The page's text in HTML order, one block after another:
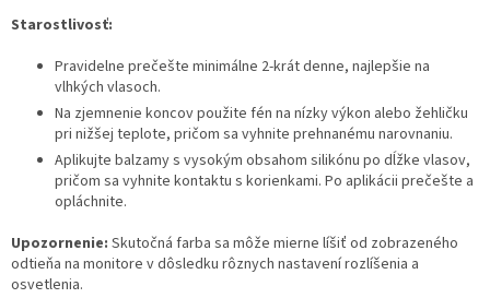
Starostlivosť:
Pravidelne prečešte minimálne 2-krát denne, najlepšie na
vlhkých vlasoch.
Na zjemnenie koncov použite fén na nízky výkon alebo žehličku
pri nižšej teplote, pričom sa vyhnite prehnanému narovnaniu.
Aplikujte balzamy s vysokým obsahom silikónu po dĺžke vlasov,
pričom sa vyhnite kontaktu s korienkami. Po aplikácii prečešte a
opláchnite.
Upozornenie: Skutočná farba sa môže mierne líšiť od zobrazeného
odtieňa na monitore v dôsledku rôznych nastavení rozlíšenia a
osvetlenia.